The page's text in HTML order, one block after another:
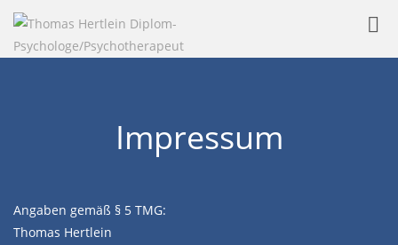
Impressum
Angaben gemäß § 5 TMG:
Thomas Hertlein